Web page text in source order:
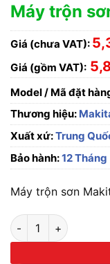
Máy trộn
Giá (chưa VAT):
Giá (gồm VAT):
Model / Mã đặt
Thương hiệu:
Xuất xứ:Trung
Bảo hành:12 Tháng
Máy trộn sơn
Máy trộn sơn Makita